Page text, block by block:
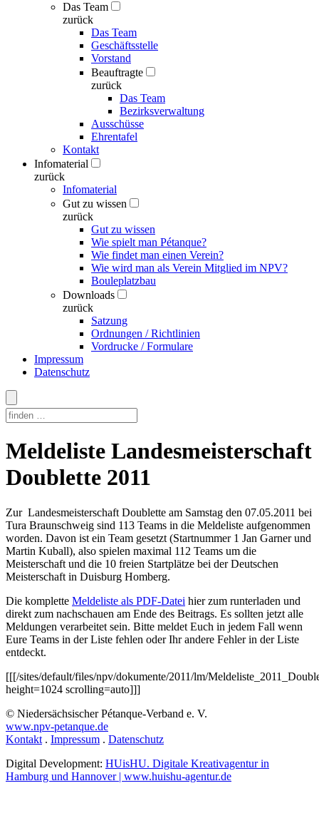
Das Team
zurück
Das Team
Geschäftsstelle
Vorstand
Beauftragte
zurück
Das Team
Bezirksverwaltung
Ausschüsse
Ehrentafel
Kontakt
Infomaterial
zurück
Infomaterial
Gut zu wissen
zurück
Gut zu wissen
Wie spielt man Pétanque?
Wie findet man einen Verein?
Wie wird man als Verein Mitglied im NPV?
Bouleplatzbau
Downloads
zurück
Satzung
Ordnungen / Richtlinien
Vordrucke / Formulare
Impressum
Datenschutz
Skip
to
content
Meldeliste Landesmeisterschaft
Doublette 2011
Zur Landesmeisterschaft Doublette am Samstag den 07.05.2011 bei
Tura Braunschweig sind 113 Teams in die Meldeliste aufgenommen
worden. Davon ist ein Team gesetzt (Startnummer 1 Jan Garner und
Martin Kuball), also spielen maximal 112 Teams um die
Meisterschaft und die 10 freien Startplätze bei der Deutschen
Meisterschaft in Duisburg Homberg.
Die komplette Meldeliste als PDF-Datei hier zum runterladen und
direkt zum nachschauen am Ende des Beitrags. Es sollten jetzt alle
Meldungen verarbeitet sein. Bitte meldet Euch in jedem Fall wenn
Eure Teams in der Liste fehlen oder Ihr andere Fehler in der Liste
entdeckt.
[[[/sites/default/files/npv/dokumente/2011/lm/
height=1024 scrolling=auto]]]
© Niedersächsischer Pétanque-Verband e. V.
www.npv-petanque.de
Kontakt . Impressum . Datenschutz
Digital Development: HUisHU. Digitale Kreativagentur in
Hamburg und Hannover | www.huishu-agentur.de